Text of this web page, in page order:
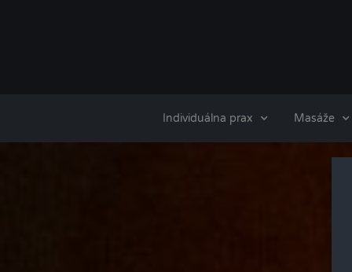
Individuálna prax Masáže